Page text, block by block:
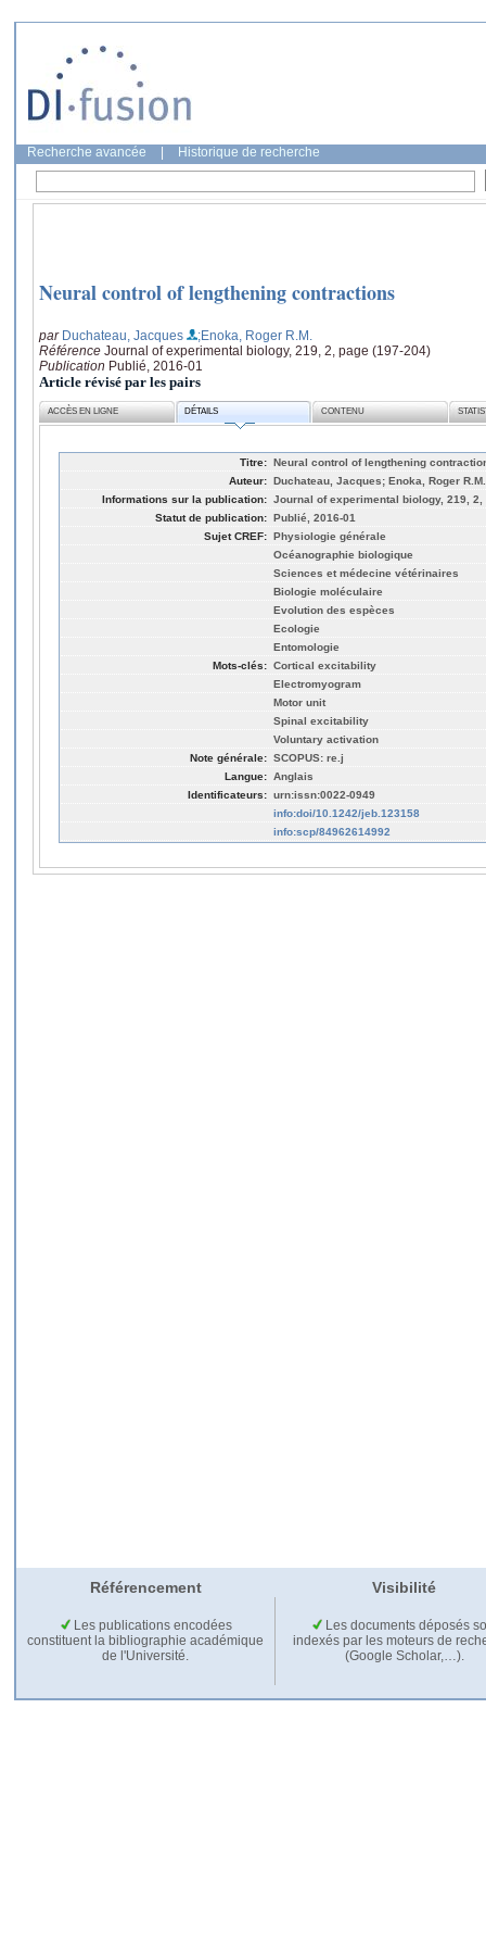
Recherche avancée Historique de recherche
Neural control of lengthening contractions
par Duchateau, Jacques
;Enoka, Roger R.M.
Référence Journal of experimental biology, 219, 2, page (197-204)
Publication Publié, 2016-01
Article révisé par les pairs
ACCÈS EN LIGNE DÉTAILS CONTENU
Titre: Neural control of lengthening
Auteur: Duchateau, Jacques; Enoka, Roger R.M.
Informations sur la publication: Journal of experimental biology, 219, 2,
Statut de publication: Publié, 2016-01
Sujet CREF: Physiologie générale
Océanographie biologique
Sciences et médecine vétérinaires
Biologie moléculaire
Evolution des espèces
Ecologie
Entomologie
Mots-clés: Cortical excitability
Electromyogram
Motor unit
Spinal excitability
Voluntary activation
Note générale: SCOPUS: re.j
Langue: Anglais
Identificateurs: urn:issn:0022-0949
info:doi/10.1242/jeb.123158
info:scp/84962614992
Référencement Visibilité
Les publications encodées
constituent la bibliographie académique
de l'Université.
Les documents déposés
indexés par les moteurs de
(Google Scholar,…).